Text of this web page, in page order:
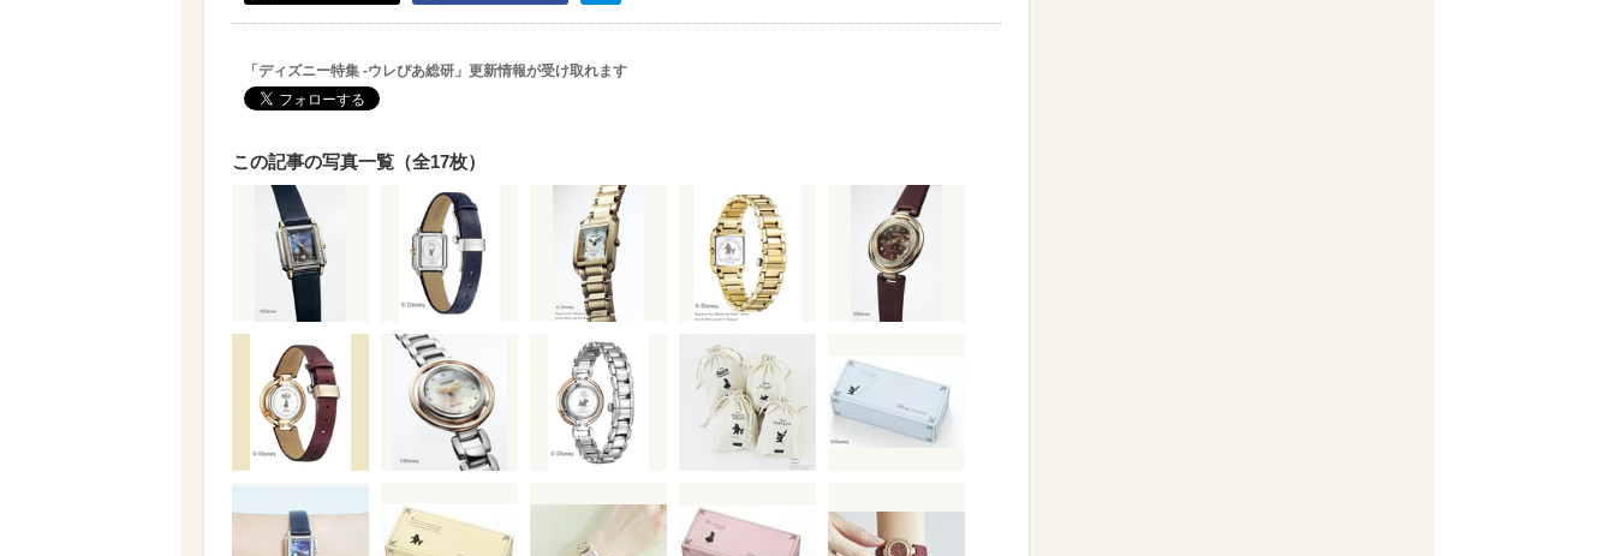
「ディズニー特集 -ウレぴあ総研」更新情報が受け取れます
この記事の写真一覧（全17枚）